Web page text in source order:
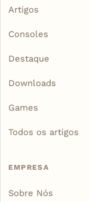
Artigos
Consoles
Destaque
Downloads
Games
Todos os artigos
EMPRESA
Sobre Nós